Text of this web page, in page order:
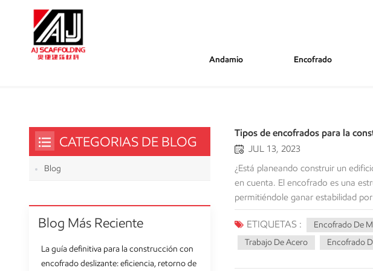
Andamio Encofrado
Tipos de encofrados para la
JUL 13, 2023
¿Está planeando construir un
en cuenta. El encofrado es una
permitiéndole ganar estabilidad
de la estructura y la consecución
comúnmente utilizados en la
construcción. Desempeña un
ETIQUETAS : Encofrado De
Trabajo De Acero
Encofrado
CATEGORIAS DE BLOG
Blog
Blog Más Reciente
La guía definitiva para la construcción con
encofrado deslizante: eficiencia, retorno de